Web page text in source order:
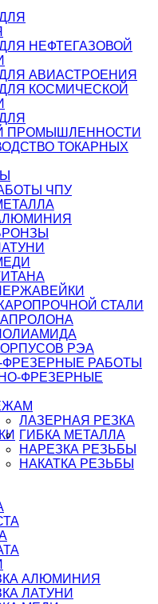
НЕФТЕГАЗОВОЙ
АВИАСТРОЕНИЯ
КОСМИЧЕСКОЙ
ПРОМЫШЛЕННОСТИ
ТОКАРНЫХ
ЧПУ
СТАЛИ
РЭА
ФРЕЗЕРНЫЕ РАБОТЫ
ФРЕЗЕРНЫЕ
ЛАЗЕРНАЯ РЕЗКА
АЛЮМИНИЯ
ЛАТУНИ
ГИБКА МЕТАЛЛА
НАРЕЗКА РЕЗЬБЫ
НАКАТКА РЕЗЬБЫ